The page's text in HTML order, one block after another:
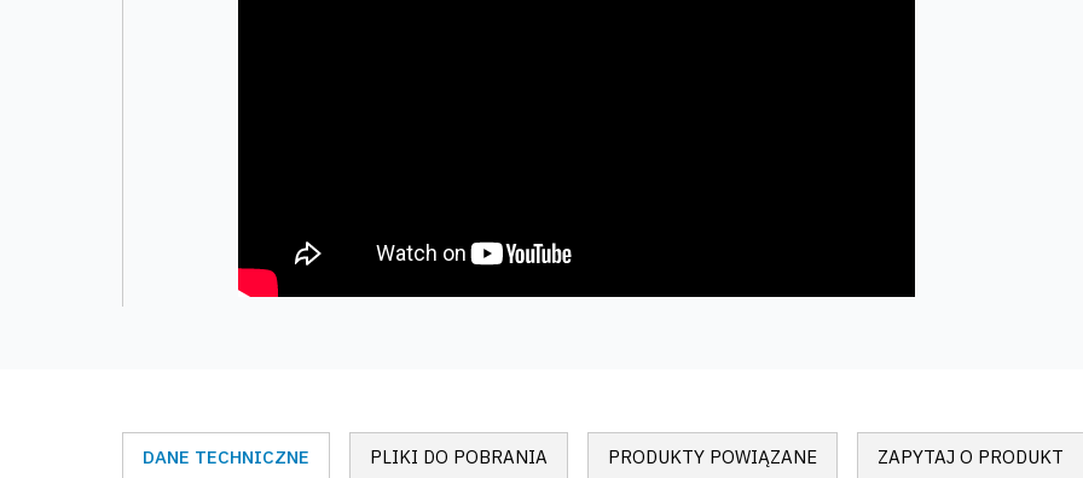
DANE TECHNICZNE PLIKI DO POBRANIA PRODUKTY POWIĄZANE ZAPYTAJ O PRODUKT